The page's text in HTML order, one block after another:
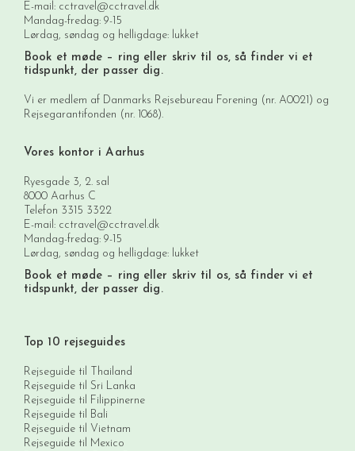
E-mail: cctravel@cctravel.dk
Mandag-fredag: 9-15
Lørdag, søndag og helligdage: lukket
Book et møde – ring eller skriv til os, så finder vi et
tidspunkt, der passer dig.
Vi er medlem af Danmarks Rejsebureau Forening (nr. A0021) og
Rejsegarantifonden (nr. 1068).
Vores kontor i Aarhus
Ryesgade 3, 2. sal
8000 Aarhus C
Telefon 3315 3322
E-mail: cctravel@cctravel.dk
Mandag-fredag: 9-15
Lørdag, søndag og helligdage: lukket
Book et møde – ring eller skriv til os, så finder vi et
tidspunkt, der passer dig.
Top 10 rejseguides
Rejseguide til Thailand
Rejseguide til Sri Lanka
Rejseguide til Filippinerne
Rejseguide til Bali
Rejseguide til Vietnam
Rejseguide til Mexico